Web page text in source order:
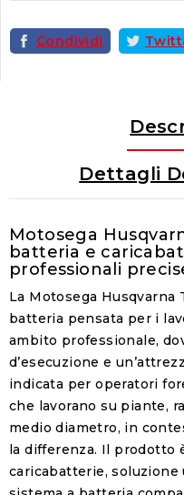
Condividi
Dettagli
Motosega
batteria e
professionali
La Motosega Husqvarna
batteria pensata per i
ambito professionale,
d’esecuzione e
indicata per operatori
che lavorano su piante,
medio diametro, in
la differenza. Il prodotto
caricabatterie, soluzione